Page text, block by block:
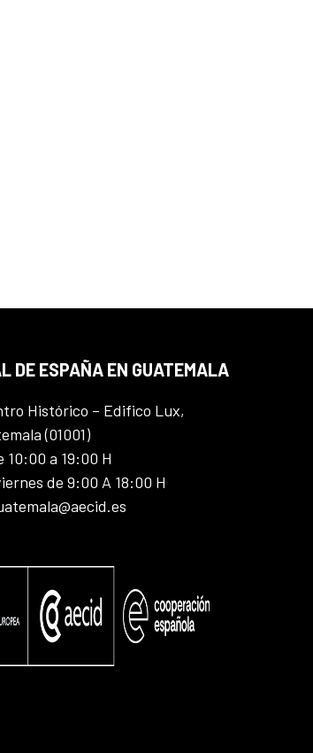
DE ESPAÑA EN GUATEMALA
Histórico – Edifico Lux,
(01001)
10:00 a 19:00 H
de 9:00 A 18:00 H